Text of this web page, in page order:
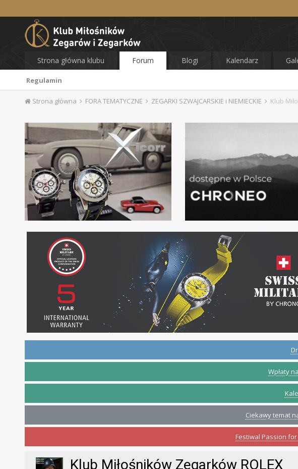
Strona główna klubu Forum
Regulamin
Blogi Kalendarz
Strona główna FORA TEMATYCZNE ZEGARKI SZWAJCARSKIE i NIEMIECKIE Klub
Wpłaty
Ciekawy temat
Festiwal Passion for
Klub Miłośników Zegarków ROLEX